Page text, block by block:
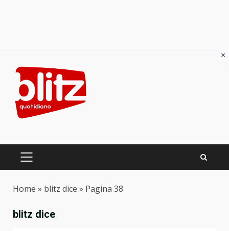
content
PRIMARY
Home » blitz dice » Pagina 38
blitz dice
×